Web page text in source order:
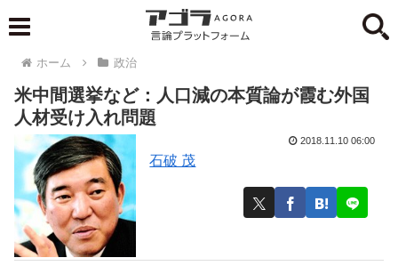
ホーム 政治
米中間選挙など：人口減の本質論が霞む外国
人材受け入れ問題
石破 茂
2018.11.10 06:00